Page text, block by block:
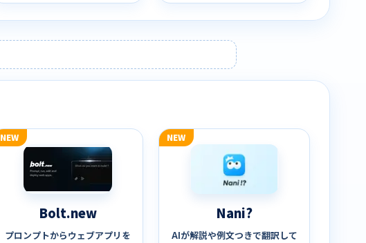
NEW
Bolt.new
プロンプトからウェブアプリを
NEW
Nani?
AIが解説や例文つきで翻訳して